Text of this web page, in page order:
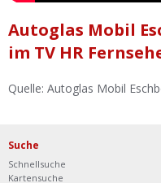
Autoglas Mobil
im TV HR
Quelle: Autoglas Mobil
Suche
Schnellsuche
Kartensuche